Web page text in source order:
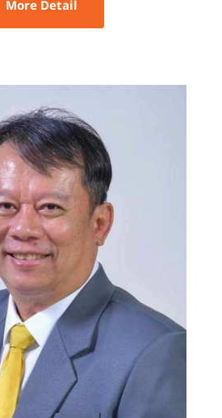
More Detail